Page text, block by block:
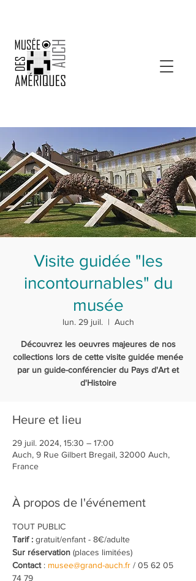
Visite guidée "les
incontournables" du
musée
lun. 29 juil.
  |
Auch
Découvrez les oeuvres majeures de nos
collections lors de cette visite guidée menée
par un guide-conférencier du Pays d'Art et
d'Histoire
Heure et lieu
29 juil. 2024, 15:30 – 17:00
Auch, 9 Rue Gilbert Bregail, 32000 Auch,
France
À propos de l'événement
TOUT PUBLIC
Tarif : gratuit/enfant - 8€/adulte
Sur réservation (places limitées)
Contact : musee@grand-auch.fr / 05 62 05
74 79